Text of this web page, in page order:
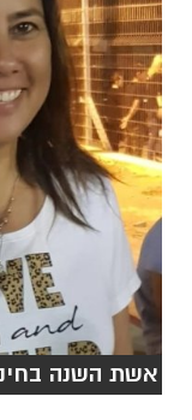
אשת השנה